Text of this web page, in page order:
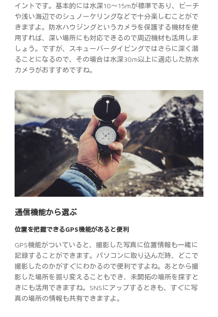
イントです。基本的には水深10～15mが標準であり、ビーチ
や浅い海辺でのシュノーケリングなどで十分楽しむことがで
きますよ。防水ハウジングというカメラを保護する機材を使
用すれば、深い場所にも対応できるので周辺機材も活用しま
しょう。ですが、スキューバーダイビングではさらに深く潜
ることになるので、その場合は水深30m以上に適応した防水
カメラがおすすめですね。
通信機能から選ぶ
位置を把握できるGPS機能があると便利
GPS機能がついていると、撮影した写真に位置情報も一緒に
記録することができます。パソコンに取り込んだ時、どこで
撮影したのかがすぐにわかるので便利ですよね。あとから撮
影した場所を振り変えることもでき、未開拓の場所を探すと
きにも活用できますね。SNSにアップするときも、すぐに写
真の場所の情報も共有できますよ。